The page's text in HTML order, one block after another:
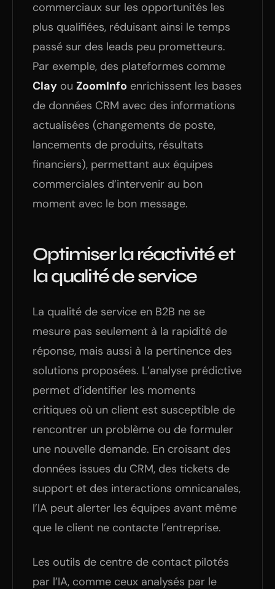
commerciaux sur les opportunités les
plus qualifiées, réduisant ainsi le temps
passé sur des leads peu prometteurs.
Par exemple, des plateformes comme
Clay ou ZoomInfo enrichissent les bases
de données CRM avec des informations
actualisées (changements de poste,
lancements de produits, résultats
financiers), permettant aux équipes
commerciales d’intervenir au bon
moment avec le bon message.
Optimiser la réactivité et
la qualité de service
La qualité de service en B2B ne se
mesure pas seulement à la rapidité de
réponse, mais aussi à la pertinence des
solutions proposées. L’analyse prédictive
permet d’identifier les moments
critiques où un client est susceptible de
rencontrer un problème ou de formuler
une nouvelle demande. En croisant des
données issues du CRM, des tickets de
support et des interactions omnicanales,
l’IA peut alerter les équipes avant même
que le client ne contacte l’entreprise.
Les outils de centre de contact pilotés
par l’IA, comme ceux analysés par le